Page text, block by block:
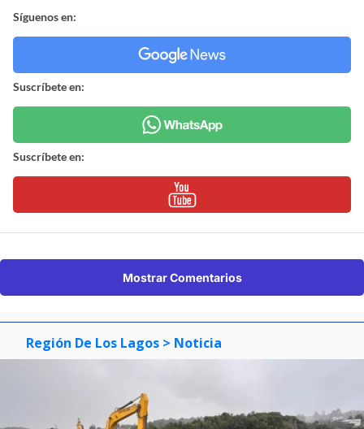
Síguenos en:
Suscríbete en:
Suscríbete en:
Mostrar Comentarios
Región De Los Lagos > Noticia